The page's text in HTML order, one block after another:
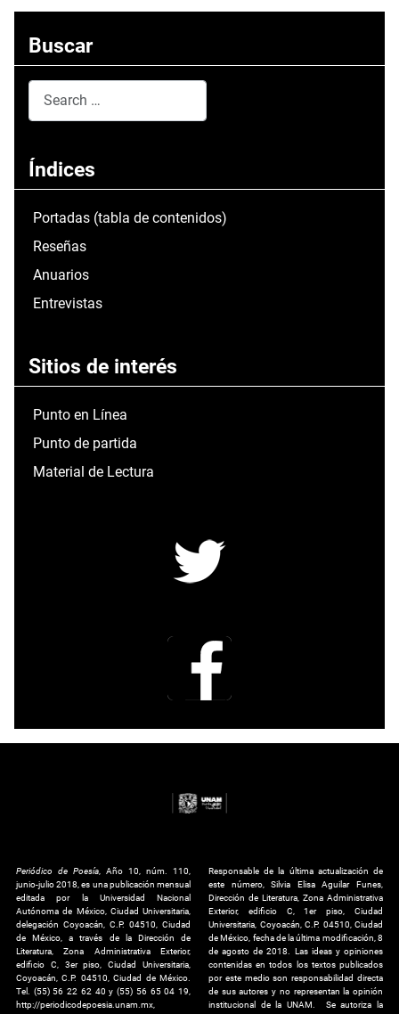
Buscar
Índices
Portadas (tabla de contenidos)
Reseñas
Anuarios
Entrevistas
Sitios de interés
Punto en Línea
Punto de partida
Material de Lectura
Periódico de Poesía , Año 10, núm. 110,
junio-julio 2018, es una publicación mensual
editada por la Universidad Nacional
Autónoma de México, Ciudad Universitaria,
delegación Coyoacán, C.P. 04510, Ciudad
de México, a través de la Dirección de
Literatura, Zona Administrativa Exterior,
edificio C, 3er piso, Ciudad Universitaria,
Coyoacán, C.P. 04510, Ciudad de México.
Tel. (55) 56 22 62 40 y (55) 56 65 04 19,
http://periodicodepoesia.unam.mx,
Responsable de la última actualización de
este número, Silvia Elisa Aguilar Funes,
Dirección de Literatura, Zona Administrativa
Exterior, edificio C, 1er piso, Ciudad
Universitaria, Coyoacán, C.P. 04510, Ciudad
de México, fecha de la última modificación, 8
de agosto de 2018. Las ideas y opiniones
contenidas en todos los textos publicados
por este medio son responsabilidad directa
de sus autores y no representan la opinión
institucional de la UNAM. Se autoriza la